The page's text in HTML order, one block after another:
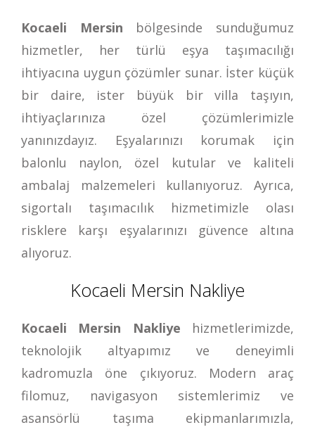
Kocaeli Mersin bölgesinde sunduğumuz
hizmetler, her türlü eşya taşımacılığı
ihtiyacına uygun çözümler sunar. İster küçük
bir daire, ister büyük bir villa taşıyın,
ihtiyaçlarınıza özel çözümlerimizle
yanınızdayız. Eşyalarınızı korumak için
balonlu naylon, özel kutular ve kaliteli
ambalaj malzemeleri kullanıyoruz. Ayrıca,
sigortalı taşımacılık hizmetimizle olası
risklere karşı eşyalarınızı güvence altına
alıyoruz.
Kocaeli Mersin Nakliye
Kocaeli Mersin Nakliye hizmetlerimizde,
teknolojik altyapımız ve deneyimli
kadromuzla öne çıkıyoruz. Modern araç
filomuz, navigasyon sistemlerimiz ve
asansörlü taşıma ekipmanlarımızla,